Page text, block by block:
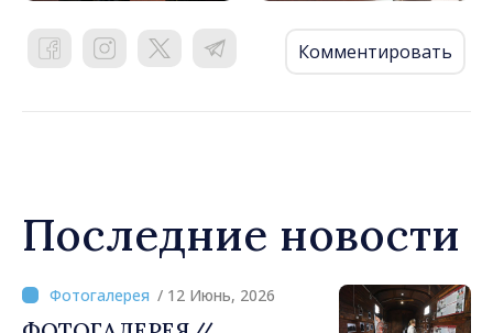
Комментировать
Последние новости
/ 12 Июнь, 2026